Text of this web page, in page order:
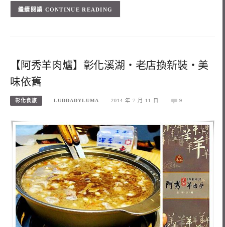
CONTINUE READING
【阿秀羊肉爐】彰化溪湖‧老店換新裝‧美
味依舊
彰化食旅 LUDDADYLUMA 2014 年 7 月 11 日 9